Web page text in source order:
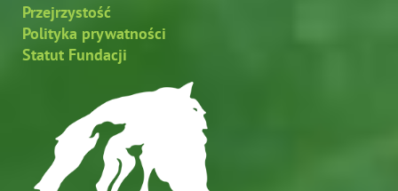
Przejrzystość
Polityka prywatności
Statut Fundacji